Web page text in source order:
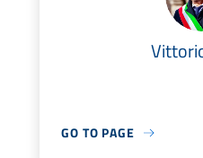
GO TO PAGE